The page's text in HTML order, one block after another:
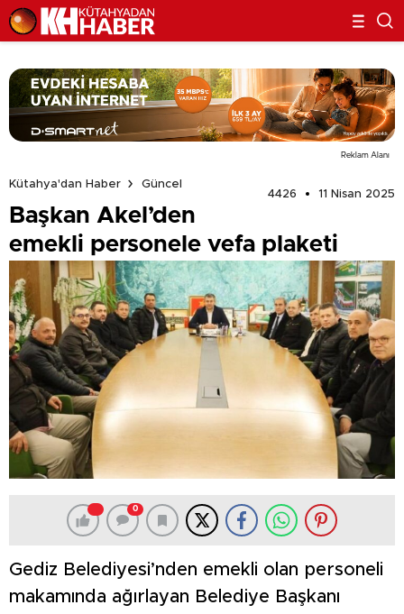
Reklam Alanı
Kütahya'dan Haber
Güncel
4426
11 Nisan 2025
Başkan Akel’den
emekli personele vefa plaketi
0
Gediz Belediyesi’nden emekli olan personeli
makamında ağırlayan Belediye Başkanı